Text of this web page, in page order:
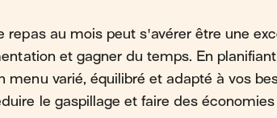
repas au mois peut s'avérer être une
et gagner du temps. En
menu varié, équilibré et adapté à vos
le gaspillage et faire des